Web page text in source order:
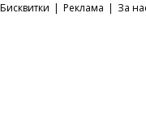
Бисквитки | Реклама | За